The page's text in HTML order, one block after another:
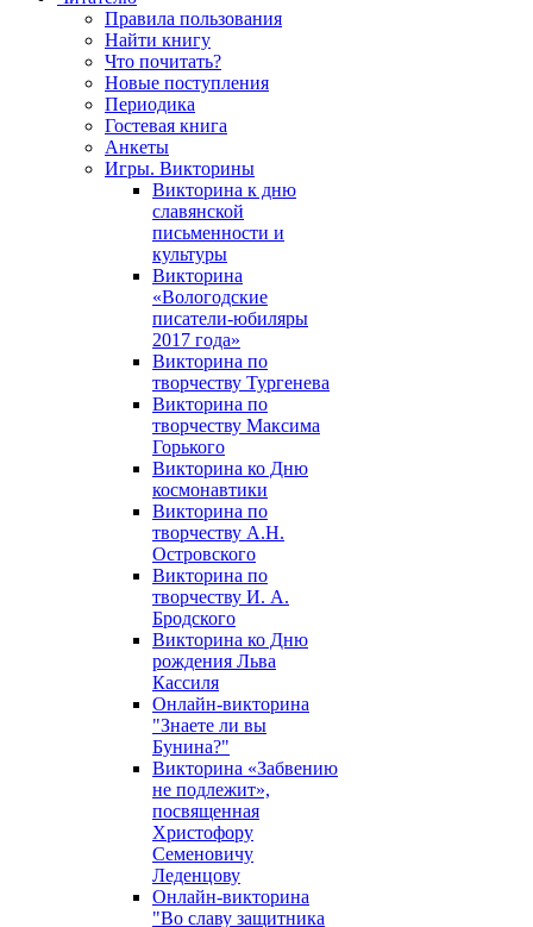
Правила пользования
Найти книгу
Что почитать?
Новые поступления
Периодика
Гостевая книга
Анкеты
Игры. Викторины
Викторина к дню
славянской
письменности и
культуры
Викторина
«Вологодские
писатели-юбиляры
2017 года»
Викторина по
творчеству Тургенева
Викторина по
творчеству Максима
Горького
Викторина ко Дню
космонавтики
Викторина по
творчеству А.Н.
Островского
Викторина по
творчеству И. А.
Бродского
Викторина ко Дню
рождения Льва
Кассиля
Онлайн-викторина
"Знаете ли вы
Бунина?"
Викторина «Забвению
не подлежит»,
посвященная
Христофору
Семеновичу
Леденцову
Онлайн-викторина
"Во славу защитника